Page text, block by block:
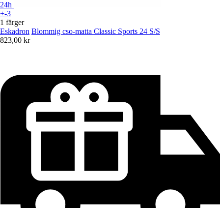
24h
+-3
1 färger
Eskadron Blommig cso-matta Classic Sports 24 S/S
823,00 kr